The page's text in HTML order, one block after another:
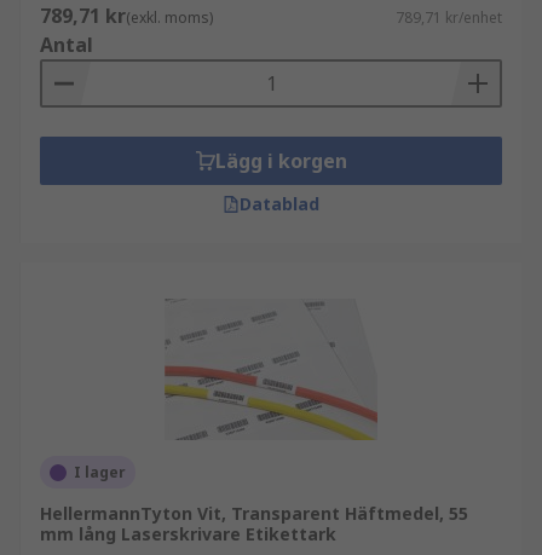
789,71 kr(exkl. moms) 789,71 kr/enhet
Antal
Lägg i korgen
Datablad
I lager
HellermannTyton Vit, Transparent Häftmedel, 55
mm lång Laserskrivare Etikettark